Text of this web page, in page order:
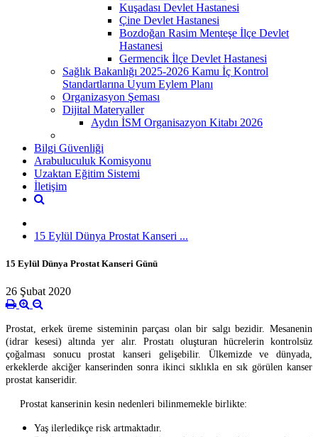
Kuşadası Devlet Hastanesi
Çine Devlet Hastanesi
Bozdoğan Rasim Menteşe İlçe Devlet
Hastanesi
Germencik İlçe Devlet Hastanesi
Sağlık Bakanlığı 2025-2026 Kamu İç Kontrol
Standartlarına Uyum Eylem Planı
Organizasyon Şeması
Dijital Materyaller
Aydın İSM Organisazyon Kitabı 2026
Bilgi Güvenliği
Arabuluculuk Komisyonu
Uzaktan Eğitim Sistemi
İletişim
15 Eylül Dünya Prostat Kanseri ...
15 Eylül Dünya Prostat Kanseri Günü
26 Şubat 2020
Prostat, erkek üreme sisteminin parçası olan bir salgı bezidir. Mesanenin
(idrar kesesi) altında yer alır. Prostatı oluşturan hücrelerin kontrolsüz
çoğalması sonucu prostat kanseri gelişebilir. Ülkemizde ve dünyada,
erkeklerde akciğer kanserinden sonra ikinci sıklıkla en sık görülen kanser
prostat kanseridir.
Prostat kanserinin kesin nedenleri bilinmemekle birlikte:
Yaş ilerledikçe risk artmaktadır.